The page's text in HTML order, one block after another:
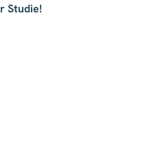
Studie!